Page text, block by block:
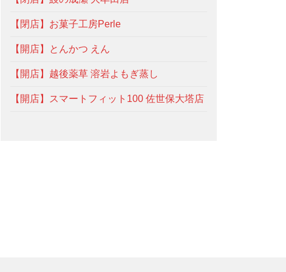
【閉店】お菓子工房Perle
【開店】とんかつ えん
【開店】越後薬草 溶岩よもぎ蒸し
【開店】スマートフィット100 佐世保大塔店